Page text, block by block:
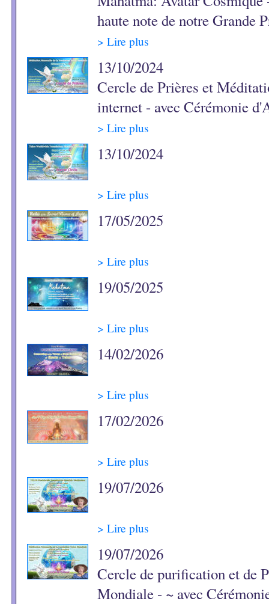
haute note de notre Grande
> Lire plus
13/10/2024
Cercle de Prières et
internet - avec Cérémonie
> Lire plus
13/10/2024
> Lire plus
17/05/2025
> Lire plus
19/05/2025
> Lire plus
14/02/2026
> Lire plus
17/02/2026
> Lire plus
19/07/2026
> Lire plus
19/07/2026
Cercle de purification et de
Mondiale - ~ avec